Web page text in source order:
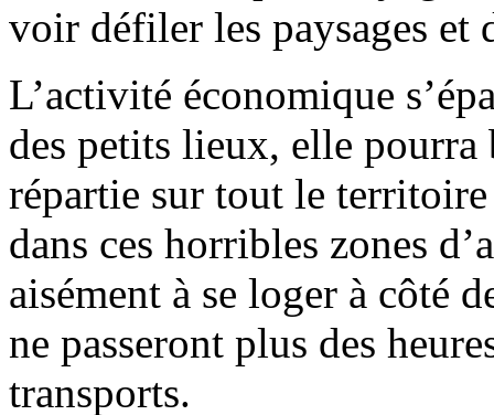
voir défiler les paysages et
L’activité économique
des petits lieux, elle
répartie sur tout le
dans ces horribles zones
aisément à se loger à côté
ne passeront plus des
transports.